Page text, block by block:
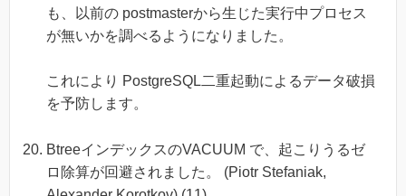
も、以前の postmasterから生じた実行中プロセス
が無いかを調べるようになりました。
これにより PostgreSQL二重起動によるデータ破損
を予防します。
BtreeインデックスのVACUUM で、起こりうるゼ
ロ除算が回避されました。 (Piotr Stefaniak,